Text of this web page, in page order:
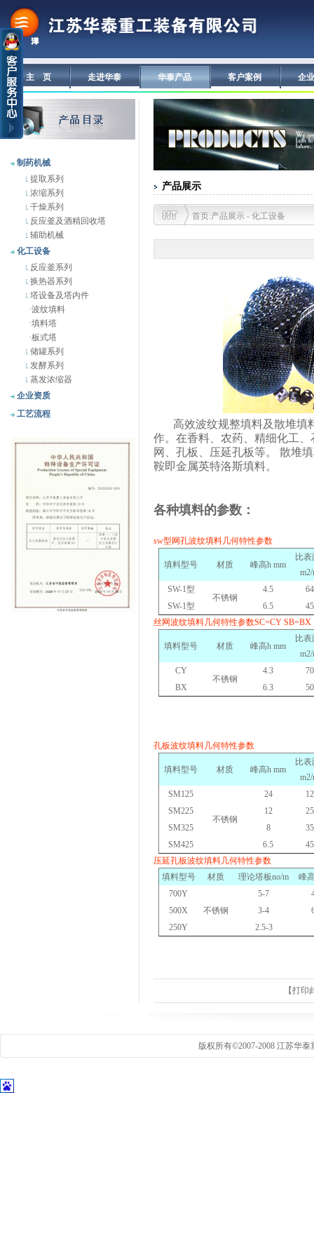
主 页 走进华泰 华泰产品 客户案例 企
制药机械
提取系列
浓缩系列
干燥系列
反应釜及酒精回收塔
辅助机械
化工设备
反应釜系列
换热器系列
塔设备及塔内件
·波纹填料
·填料塔
·板式塔
储罐系列
发酵系列
蒸发浓缩器
企业资质
工艺流程
产品展示
首页:产品展示 - 化工设备
高效波纹规整填料及散堆填
作。在香料、农药、精细化工
网、孔板、压延孔板等。
散堆
鞍即金属英特洛斯填料。
各种填料的参数：
sw型网孔波纹填料几何特性参数
填料型号 材质 峰高h mm
比表
SW-1型
不锈钢
4.5
SW-1型 6.5
丝网波纹填料几何特性参数SC=CY SB=BX
填料型号 材质 峰高h mm
比表
CY
不锈钢
4.3
BX
6.3
孔板波纹填料几何特性参数
填料型号 材质 峰高h mm
比表
SM125
不锈钢
24
SM225
12
SM325
8
SM425
6.5
压延孔板波纹填料几何特性参数
填料型号
材质 理论塔板no/m
峰
700Y
不锈钢
5-7
500X
3-4
250Y
2.5-3
【打印
版权所有©2007-2008 江苏华